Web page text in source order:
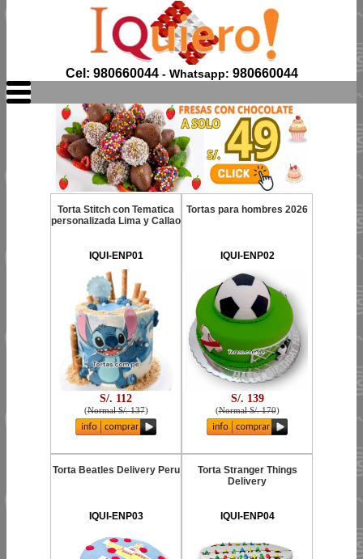
Cel: 980660044- Whatsapp: 980660044
Torta Stitch con Tematica
personalizada Lima y Callao
IQUI-ENP01
S/. 112
(Normal S/. 137)
Tortas para hombres 2026
IQUI-ENP02
S/. 139
(Normal S/. 170)
Torta Beatles Delivery Peru
IQUI-ENP03
Torta Stranger Things
Delivery
IQUI-ENP04